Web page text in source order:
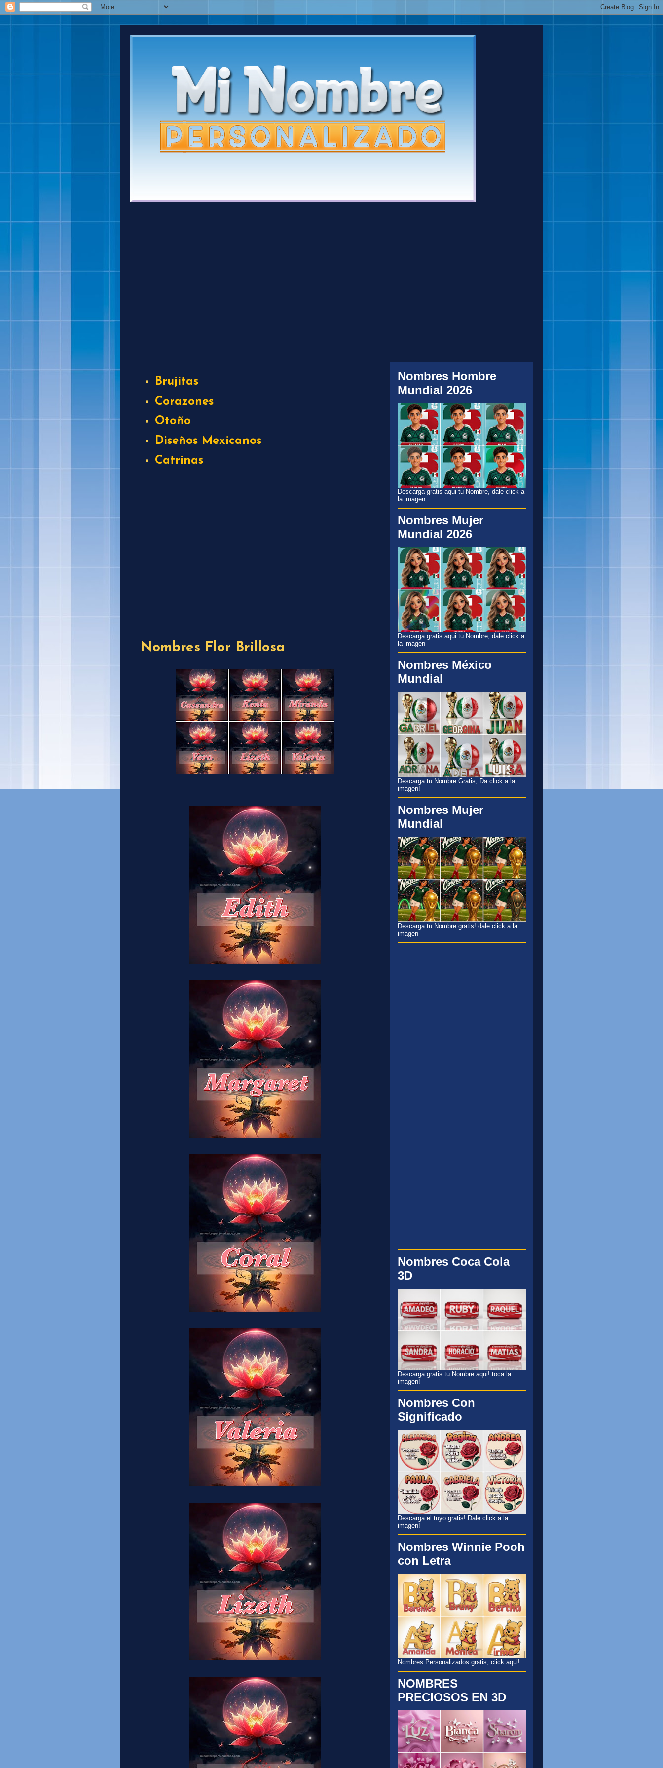
Brujitas
Corazones
Otoño
Diseños Mexicanos
Catrinas
Nombres Flor Brillosa
Nombres Hombre
Mundial 2026
Descarga gratis aqui tu Nombre, dale click a
la imagen
Nombres Mujer
Mundial 2026
Descarga gratis aqui tu Nombre, dale click a
la imagen
Nombres México
Mundial
Descarga tu Nombre Gratis, Da click a la
imagen!
Nombres Mujer
Mundial
Descarga tu Nombre gratis! dale click a la
imagen
Nombres Coca Cola
3D
Descarga gratis tu Nombre aqui! toca la
imagen!
Nombres Con
Significado
Descarga el tuyo gratis! Dale click a la
imagen!
Nombres Winnie Pooh
con Letra
Nombres Personalizados gratis, click aqui!
NOMBRES
PRECIOSOS EN 3D